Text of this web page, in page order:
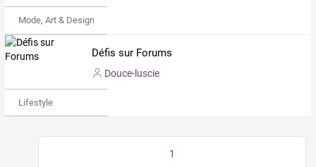
Mode, Art & Design
Défis sur Forums
Douce-luscie
Lifestyle
1